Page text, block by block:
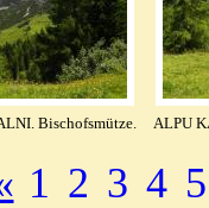
Bischofsmütze. ALPU
1 2 3 4 5